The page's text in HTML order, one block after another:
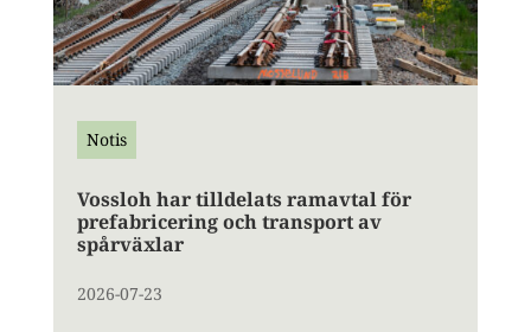
Notis
Vossloh har tilldelats ramavtal för
prefabricering och transport av
spårväxlar
2026-07-23